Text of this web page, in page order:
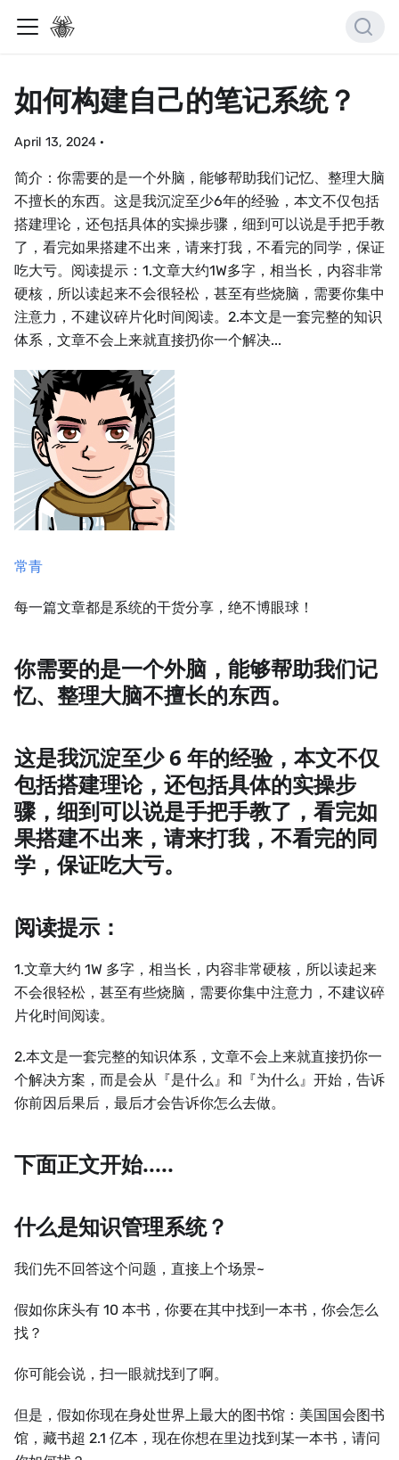
如何构建自己的笔记系统？
April 13, 2024 ·
简介：你需要的是一个外脑，能够帮助我们记忆、整理大脑
不擅长的东西。这是我沉淀至少6年的经验，本文不仅包括
搭建理论，还包括具体的实操步骤，细到可以说是手把手教
了，看完如果搭建不出来，请来打我，不看完的同学，保证
吃大亏。阅读提示：1.文章大约1W多字，相当长，内容非常
硬核，所以读起来不会很轻松，甚至有些烧脑，需要你集中
注意力，不建议碎片化时间阅读。2.本文是一套完整的知识
体系，文章不会上来就直接扔你一个解决...
常青
每一篇文章都是系统的干货分享，绝不博眼球！
你需要的是一个外脑，能够帮助我们记
忆、整理大脑不擅长的东西。
这是我沉淀至少 6 年的经验，本文不仅
包括搭建理论，还包括具体的实操步
骤，细到可以说是手把手教了，看完如
果搭建不出来，请来打我，不看完的同
学，保证吃大亏。
阅读提示：
1.文章大约 1W 多字，相当长，内容非常硬核，所以读起来
不会很轻松，甚至有些烧脑，需要你集中注意力，不建议碎
片化时间阅读。
2.本文是一套完整的知识体系，文章不会上来就直接扔你一
个解决方案，而是会从『是什么』和『为什么』开始，告诉
你前因后果后，最后才会告诉你怎么去做。
下面正文开始.....
什么是知识管理系统？
我们先不回答这个问题，直接上个场景~
假如你床头有 10 本书，你要在其中找到一本书，你会怎么
找？
你可能会说，扫一眼就找到了啊。
但是，假如你现在身处世界上最大的图书馆：美国国会图书
馆，藏书超 2.1 亿本，现在你想在里边找到某一本书，请问